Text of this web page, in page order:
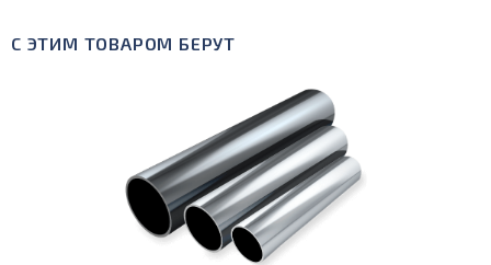
С ЭТИМ ТОВАРОМ БЕРУТ